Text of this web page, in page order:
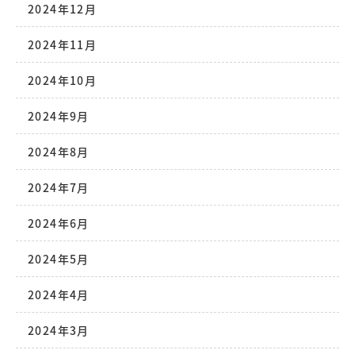
2024年12月
2024年11月
2024年10月
2024年9月
2024年8月
2024年7月
2024年6月
2024年5月
2024年4月
2024年3月